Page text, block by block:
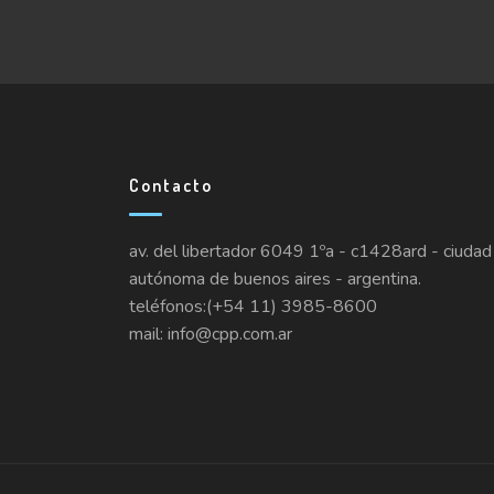
Contacto
av. del libertador 6049 1ºa - c1428ard - ciudad
autónoma de buenos aires - argentina.
teléfonos:(+54 11) 3985-8600
mail: info@cpp.com.ar